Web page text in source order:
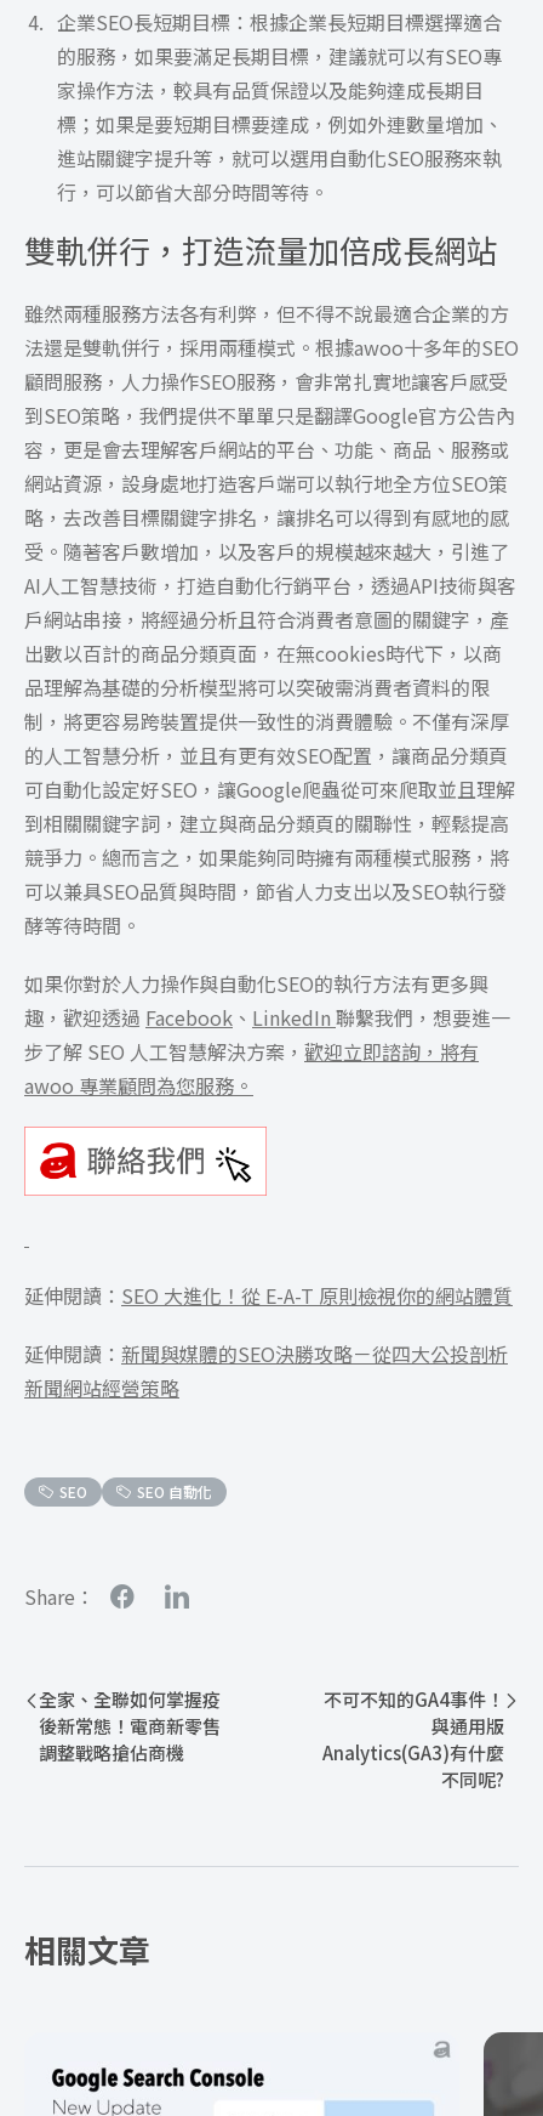
企業SEO長短期目標：根據企業長短期目標選擇適合
的服務，如果要滿足長期目標，建議就可以有SEO專
家操作方法，較具有品質保證以及能夠達成長期目
標；如果是要短期目標要達成，例如外連數量增加、
進站關鍵字提升等，就可以選用自動化SEO服務來執
行，可以節省大部分時間等待。
雙軌併行，打造流量加倍成長網站
雖然兩種服務方法各有利弊，但不得不說最適合企業的方
法還是雙軌併行，採用兩種模式。根據awoo十多年的SEO
顧問服務，人力操作SEO服務，會非常扎實地讓客戶感受
到SEO策略，我們提供不單單只是翻譯Google官方公告內
容，更是會去理解客戶網站的平台、功能、商品、服務或
網站資源，設身處地打造客戶端可以執行地全方位SEO策
略，去改善目標關鍵字排名，讓排名可以得到有感地的感
受。隨著客戶數增加，以及客戶的規模越來越大，引進了
AI人工智慧技術，打造自動化行銷平台，透過API技術與客
戶網站串接，將經過分析且符合消費者意圖的關鍵字，產
出數以百計的商品分類頁面，在無cookies時代下，以商
品理解為基礎的分析模型將可以突破需消費者資料的限
制，將更容易跨裝置提供一致性的消費體驗。不僅有深厚
的人工智慧分析，並且有更有效SEO配置，讓商品分類頁
可自動化設定好SEO，讓Google爬蟲從可來爬取並且理解
到相關關鍵字詞，建立與商品分類頁的關聯性，輕鬆提高
競爭力。總而言之，如果能夠同時擁有兩種模式服務，將
可以兼具SEO品質與時間，節省人力支出以及SEO執行發
酵等待時間。
如果你對於人力操作與自動化SEO的執行方法有更多興
趣，歡迎透過 Facebook 、 LinkedIn 聯繫我們， 想要進一
步了解 SEO 人工智慧解決方案， 歡迎立即諮詢，將有
awoo 專業顧問為您服務。
延伸閱讀： SEO 大進化！從 E-A-T 原則檢視你的網站體質
延伸閱讀： 新聞與媒體的SEO決勝攻略－從四大公投剖析
新聞網站經營策略
SEO SEO 自動化
Share：
全家、全聯如何掌握疫
後新常態！電商新零售
調整戰略搶佔商機
不可不知的GA4事件！
與通用版
Analytics(GA3)有什麼
不同呢?
相關文章